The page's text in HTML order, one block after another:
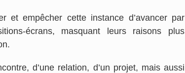
et empêcher cette instance d’avancer par
écrans, masquant leurs raisons plus
d’une relation, d’un projet, mais aussi